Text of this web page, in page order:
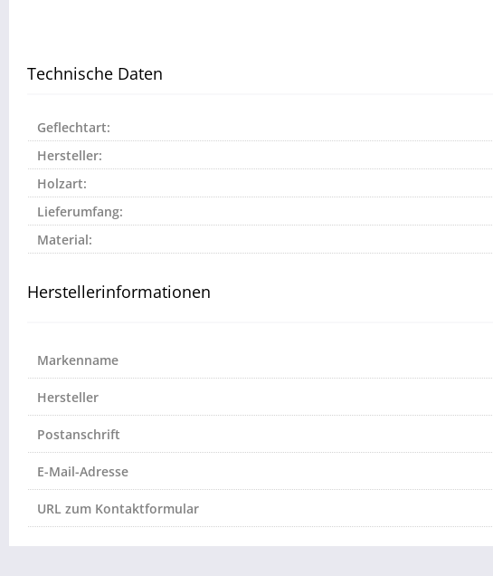
Technische Daten
Geflechtart:
Hersteller:
Holzart:
Lieferumfang:
Material:
Herstellerinformationen
Markenname
Hersteller
Postanschrift
E-Mail-Adresse
URL zum Kontaktformular